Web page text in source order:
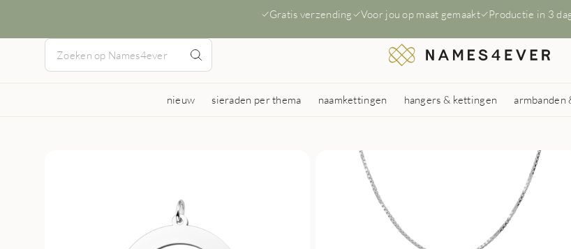
Gratis verzending Voor jou op maat gemaakt Productie in 3
nieuw sieraden per thema naamkettingen hangers & kettingen armbanden